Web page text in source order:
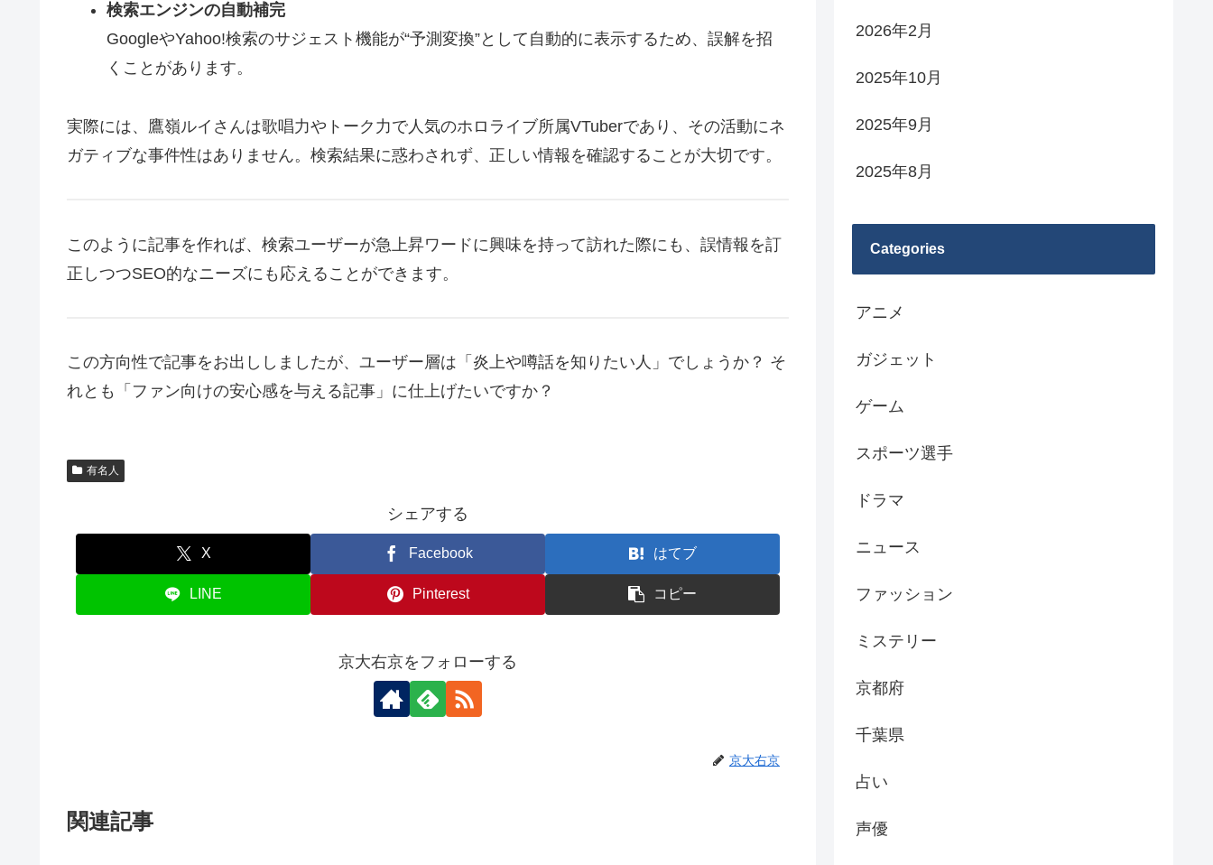
検索エンジンの自動補完
GoogleやYahoo!検索のサジェスト機能が“予測変換”として自動的に表示するため、誤解を招
くことがあります。
実際には、鷹嶺ルイさんは歌唱力やトーク力で人気のホロライブ所属VTuberであり、その活動にネ
ガティブな事件性はありません。検索結果に惑わされず、正しい情報を確認することが大切です。
このように記事を作れば、検索ユーザーが急上昇ワードに興味を持って訪れた際にも、誤情報を訂
正しつつSEO的なニーズにも応えることができます。
この方向性で記事をお出ししましたが、ユーザー層は「炎上や噂話を知りたい人」でしょうか？ そ
れとも「ファン向けの安心感を与える記事」に仕上げたいですか？
有名人
シェアする
X Facebook はてブ
LINE Pinterest コピー
京大右京をフォローする
京大右京
関連記事
2026年2月
2025年10月
2025年9月
2025年8月
Categories
アニメ
ガジェット
ゲーム
スポーツ選手
ドラマ
ニュース
ファッション
ミステリー
京都府
千葉県
占い
声優